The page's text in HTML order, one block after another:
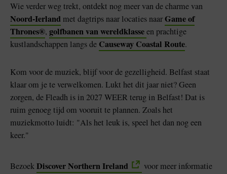
Wie verder weg trekt, ontdekt nog meer van de charme van
Noord-Ierland met dagtrips naar locaties naarGame of
Thrones®, golfbanen van wereldklasseen prachtige
kustlandschappen langs de Causeway Coastal Route.
Kom voor de muziek, blijf voor de gezelligheid. Belfast staat
klaar om je te verwelkomen. Lukt het dit jaar niet? Geen
zorgen, de Fleadh is in 2027 WEER terug in Belfast! Dat is
ruim genoeg tijd om vooruit te plannen. Zoals het
muziekmotto luidt: "Als het leuk is, speel het dan nog een
keer."
BezoekDiscover Northern Ireland
voor meer informatie